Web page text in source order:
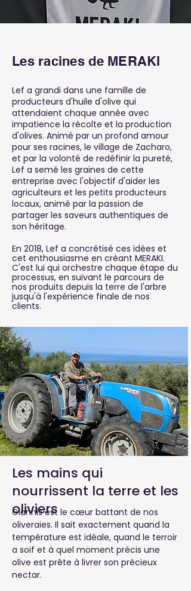
Les racines de MERAKI
Lef a grandi dans une famille de
producteurs d'huile d'olive qui
attendaient chaque année avec
impatience la récolte et la production
d'olives. Animé par un profond amour
pour ses racines, le village de Zacharo,
et par la volonté de redéfinir la pureté,
Lef a semé les graines de cette
entreprise avec l'objectif d'aider les
agriculteurs et les petits producteurs
locaux, animé par la passion de
partager les saveurs authentiques de
son héritage.
En 2018, Lef a concrétisé ces idées et
cet enthousiasme en créant MERAKI.
C'est lui qui orchestre chaque étape du
processus, en suivant le parcours de
nos produits depuis la terre de l'arbre
jusqu'à l'expérience finale de nos
clients.
En savoir plus
Les mains qui
nourrissent la terre et les
oliviers
Giannis est le cœur battant de nos
oliveraies. Il sait exactement quand la
température est idéale, quand le terroir
a soif et à quel moment précis une
olive est prête à livrer son précieux
nectar.